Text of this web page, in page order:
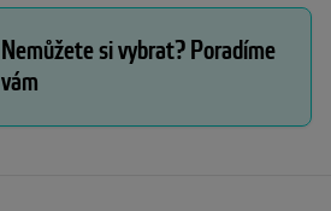
Nemůžete si vybrat? Poradíme
vám